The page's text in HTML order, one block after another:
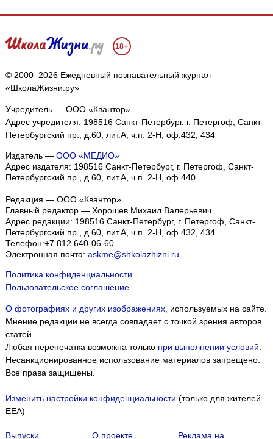
18+
© 2000–2026 Ежедневный познавательный журнал
«ШколаЖизни.ру»
Учредитель — ООО «Квантор»
Адрес учредителя: 198516 Санкт-Петербург, г. Петергоф, Санкт-
Петербургский пр., д.60, лит.А, ч.п. 2-Н, оф.432, 434
Издатель — ООО «МЕДИО»
Адрес издателя: 198516 Санкт-Петербург, г. Петергоф, Санкт-
Петербургский пр., д.60, лит.А, ч.п. 2-Н, оф.440
Редакция — ООО «Квантор»
Главный редактор — Хорошев Михаил Валерьевич
Адрес редакции: 198516 Санкт-Петербург, г. Петергоф, Санкт-
Петербургский пр., д.60, лит.А, ч.п. 2-Н, оф.432, 434
Телефон:+7 812 640-06-60
Электронная почта: askme@shkolazhizni.ru
Политика конфиденциальности
Пользовательское соглашение
О фотографиях и других изображениях, используемых на сайте.
Мнение редакции не всегда совпадает с точкой зрения авторов
статей.
Любая перепечатка возможна только при выполнении условий.
Несанкционированное использование материалов запрещено.
Все права защищены.
Изменить настройки конфиденциальности (только для жителей
EEA)
Выпуски О проекте Реклама на